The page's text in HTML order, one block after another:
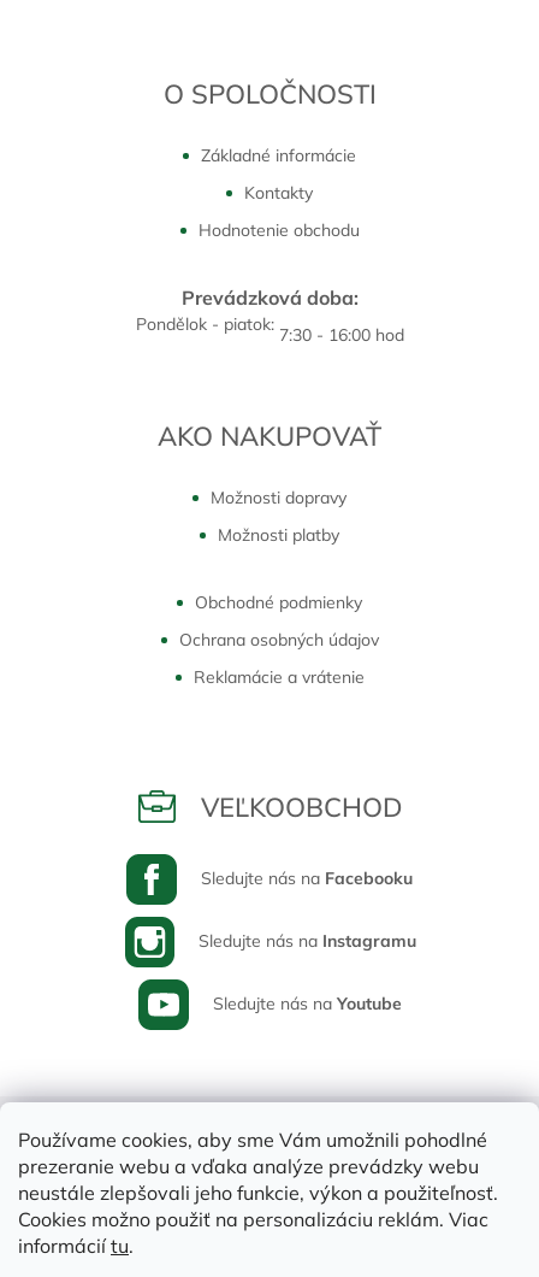
Používame cookies, aby sme Vám umožnili pohodlné
prezeranie webu a vďaka analýze prevádzky webu
neustále zlepšovali jeho funkcie, výkon a použiteľnosť.
Cookies možno použiť na personalizáciu reklám. Viac
informáciítu.
O SPOLOČNOSTI
Základné informácie
Kontakty
Hodnotenie obchodu
Prevádzková doba:
Pondělok - piatok: 7:30 - 16:00 hod
AKO NAKUPOVAŤ
Možnosti dopravy
Možnosti platby
Obchodné podmienky
Ochrana osobných údajov
Reklamácie a vrátenie
VEĽKOOBCHOD
Sledujte nás na Facebooku
Sledujte nás na Instagramu
Sledujte nás na Youtube